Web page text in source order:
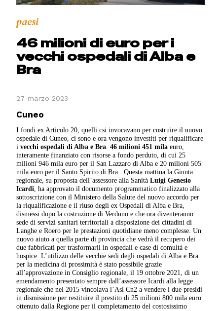
paesi
46 milioni di euro per i
vecchi ospedali di Alba e
Bra
27 marzo 2023
Cuneo
I fondi ex Articolo 20, quelli csi invocavano per costruire il nuovo
ospedale di Cuneo, ci sono e ora vengono investiti per riqualificare
ivecchi ospedali di Alba e Bra.46 milioni 451 mila euro,
interamente finanziato con risorse a fondo perduto, di cui 25
milioni 946 mila euro per il San Lazzaro di Alba e 20 milioni 505
mila euro per il Santo Spirito di Bra. Questa mattina la Giunta
regionale, su proposta dell’assessore alla SanitàLuigi Genesio
Icardi, ha approvato il documento programmatico finalizzato alla
sottoscrizione con il Ministero della Salute del nuovo accordo per
la riqualificazione e il riuso degli ex Ospedali di Alba e Bra,
dismessi dopo la costruzione di Verduno e che ora diventeranno
sede di servizi sanitari territoriali a disposizione dei cittadini di
Langhe e Roero per le prestazioni quotidiane meno complesse. Un
nuovo aiuto a quella parte di provincia che vedrà il recupero dei
due fabbricati per trasformarli in ospedali e case di comuità e
hospice. L’utilizzo delle vecchie sedi degli ospedali di Alba e Bra
per la medicina di prossimità è stato possibile grazie
all’approvazione in Consiglio regionale, il 19 ottobre 2021, di un
emendamento presentato sempre dall’assessore Icardi alla legge
regionale che nel 2015 vincolava l’Asl Cn2 a vendere i due presidi
in dismissione per restituire il prestito di 25 milioni 800 mila euro
ottenuto dalla Regione per il completamento del costosissimo